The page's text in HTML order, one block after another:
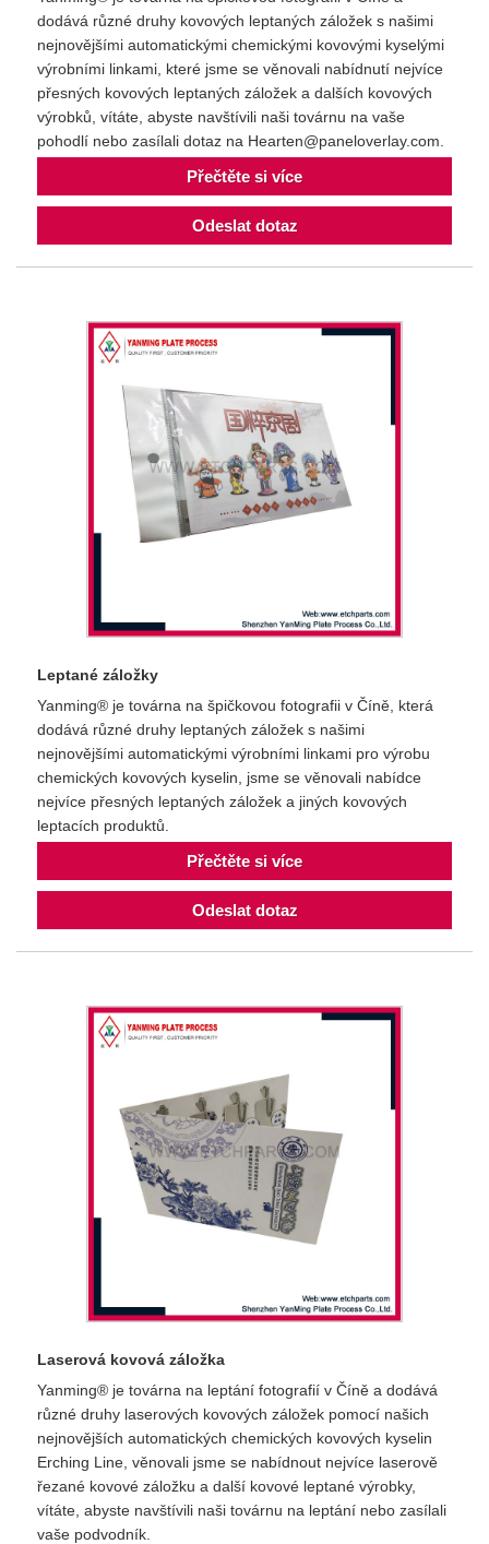
dodává různé druhy kovových leptaných záložek s našimi
nejnovějšími automatickými chemickými kovovými kyselými
výrobními linkami, které jsme se věnovali nabídnutí nejvíce
přesných kovových leptaných záložek a dalších kovových
výrobků, vítáte, abyste navštívili naši továrnu na vaše
pohodlí nebo zasílali dotaz na Hearten@paneloverlay.com.
Přečtěte si více
Odeslat dotaz
Leptané záložky
Yanming® je továrna na špičkovou fotografii v Číně, která
dodává různé druhy leptaných záložek s našimi
nejnovějšími automatickými výrobními linkami pro výrobu
chemických kovových kyselin, jsme se věnovali nabídce
nejvíce přesných leptaných záložek a jiných kovových
leptacích produktů.
Přečtěte si více
Odeslat dotaz
Laserová kovová záložka
Yanming® je továrna na leptání fotografií v Číně a dodává
různé druhy laserových kovových záložek pomocí našich
nejnovějších automatických chemických kovových kyselin
Erching Line, věnovali jsme se nabídnout nejvíce laserově
řezané kovové záložku a další kovové leptané výrobky,
vítáte, abyste navštívili naši továrnu na leptání nebo zasílali
vaše podvodník.